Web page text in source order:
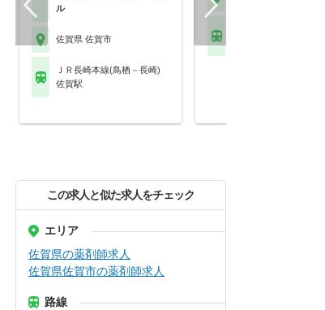
ル
佐賀県 佐賀市
ＪＲ長崎本線(鳥栖－長崎)
佐賀駅
この求人と似た求人をチェック
エリア
佐賀県の薬剤師求人
佐賀県佐賀市の薬剤師求人
路線